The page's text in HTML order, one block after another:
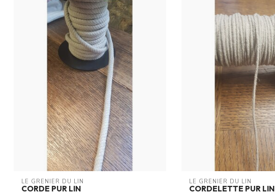
LE GRENIER DU LIN
CORDE PUR LIN
LE GRENIER DU LIN
CORDELETTE PUR LIN